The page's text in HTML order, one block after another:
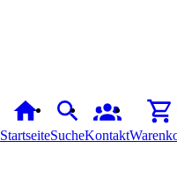
StartseiteSucheKontakt